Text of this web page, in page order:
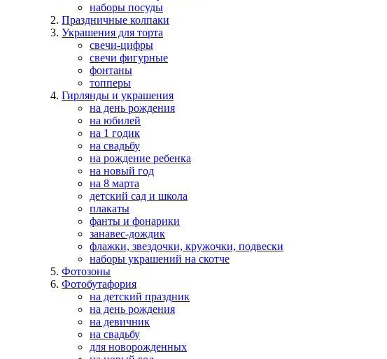
наборы посуды
Праздничные колпаки
Украшения для торта
свечи-цифры
свечи фигурные
фонтаны
топперы
Гирлянды и украшения
на день рождения
на юбилей
на 1 годик
на свадьбу
на рождение ребенка
на новый год
на 8 марта
детский сад и школа
плакаты
фанты и фонарики
занавес-дождик
флажки, звездочки, кружочки, подвески
наборы украшений на скотче
Фотозоны
Фотобутафория
на детский праздник
на день рождения
на девичник
на свадьбу
для новорожденных